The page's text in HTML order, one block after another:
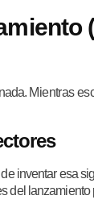
Mientras
inventar esa
del